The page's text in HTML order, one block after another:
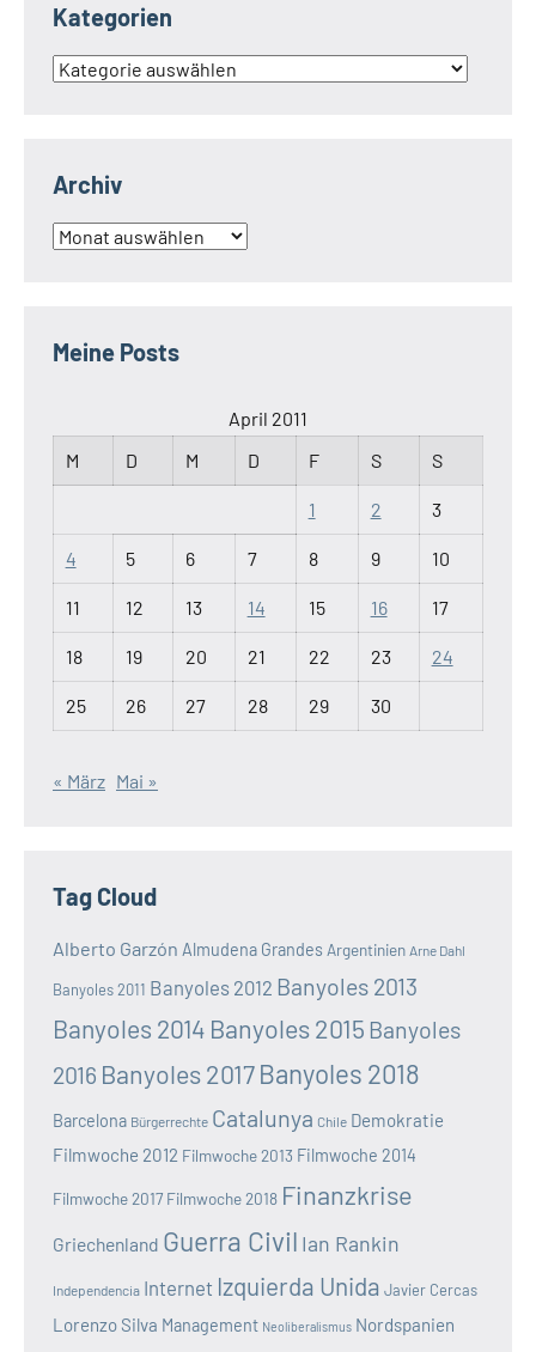
Kategorien
Kategorien
Archiv
Archiv
Meine Posts
April 2011
M
D M D F S S
1 2 3
4 5 6 7 8 9 10
11 12 13 14 15 16 17
18 19 20 21 22 23 24
25 26 27 28 29 30
« März Mai »
Tag Cloud
Alberto Garzón Almudena Grandes Argentinien Arne Dahl
Banyoles 2011 Banyoles 2012 Banyoles 2013
Banyoles 2014 Banyoles 2015 Banyoles
2016 Banyoles 2017 Banyoles 2018
Barcelona Bürgerrechte Catalunya Chile Demokratie
Filmwoche 2012 Filmwoche 2013 Filmwoche 2014
Filmwoche 2017 Filmwoche 2018 Finanzkrise
Griechenland Guerra Civil Ian Rankin
Independencia Internet Izquierda Unida Javier Cercas
Lorenzo Silva Management Neoliberalismus Nordspanien